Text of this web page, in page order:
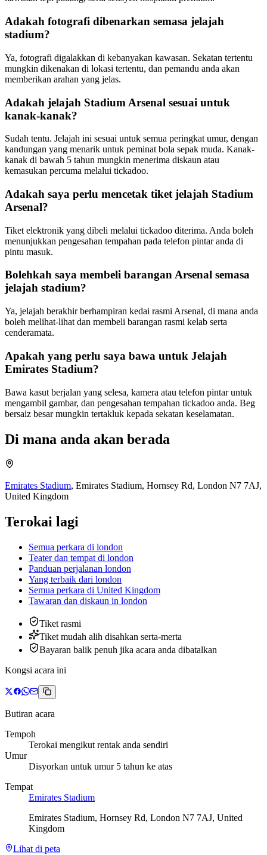
Adakah fotografi dibenarkan semasa jelajah
stadium?
Ya, fotografi digalakkan di kebanyakan kawasan. Sekatan tertentu
mungkin dikenakan di lokasi tertentu, dan pemandu anda akan
memberikan arahan yang jelas.
Adakah jelajah Stadium Arsenal sesuai untuk
kanak-kanak?
Sudah tentu. Jelajah ini sesuai untuk semua peringkat umur, dengan
kandungan yang menarik untuk peminat bola sepak muda. Kanak-
kanak di bawah 5 tahun mungkin menerima diskaun atau
kemasukan percuma melalui tickadoo.
Adakah saya perlu mencetak tiket jelajah Stadium
Arsenal?
Tiket elektronik yang dibeli melalui tickadoo diterima. Anda boleh
menunjukkan pengesahan tempahan pada telefon pintar anda di
pintu masuk.
Bolehkah saya membeli barangan Arsenal semasa
jelajah stadium?
Ya, jelajah berakhir berhampiran kedai rasmi Arsenal, di mana anda
boleh melihat-lihat dan membeli barangan rasmi kelab serta
cenderamata.
Apakah yang perlu saya bawa untuk Jelajah
Emirates Stadium?
Bawa kasut berjalan yang selesa, kamera atau telefon pintar untuk
mengambil gambar, dan pengesahan tempahan tickadoo anda. Beg
bersaiz besar mungkin tertakluk kepada sekatan keselamatan.
Di mana anda akan berada
Emirates Stadium, Emirates Stadium, Hornsey Rd, London N7 7AJ,
United Kingdom
Terokai lagi
Semua perkara di london
Teater dan tempat di london
Panduan perjalanan london
Yang terbaik dari london
Semua perkara di United Kingdom
Tawaran dan diskaun in london
Tiket rasmi
Tiket mudah alih disahkan serta-merta
Bayaran balik penuh jika acara anda dibatalkan
Kongsi acara ini
Butiran acara
Tempoh
Terokai mengikut rentak anda sendiri
Umur
Disyorkan untuk umur 5 tahun ke atas
Tempat
Emirates Stadium
Emirates Stadium, Hornsey Rd, London N7 7AJ, United
Kingdom
Lihat di peta